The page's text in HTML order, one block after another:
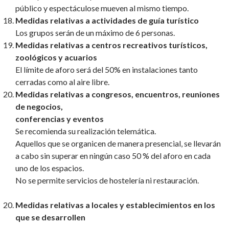
público y espectáculose mueven al mismo tiempo.
Medidas relativas a actividades de guía turístico
Los grupos serán de un máximo de 6 personas.
Medidas relativas a centros recreativos turísticos,
zoológicos y acuarios
El límite de aforo será del 50% en instalaciones tanto
cerradas como al aire libre.
Medidas relativas a congresos, encuentros, reuniones
de negocios,
conferencias y eventos
Se recomienda su realización telemática.
Aquellos que se organicen de manera presencial, se llevarán
a cabo sin superar en ningún caso 50 % del aforo en cada
uno de los espacios.
No se permite servicios de hostelería ni restauración.
Medidas relativas a locales y establecimientos en los
que se desarrollen